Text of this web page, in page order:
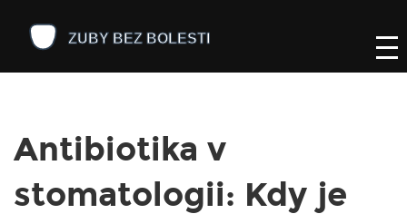
Antibiotika v
stomatologii: Kdy je